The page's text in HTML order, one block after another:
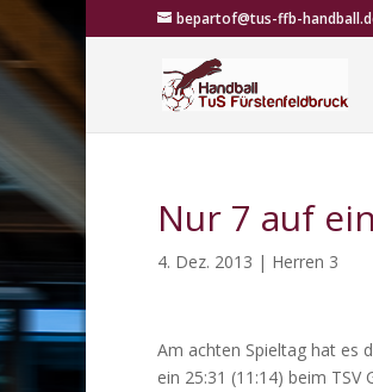
bepartof@tus-ffb-
Nur 7 auf
4. Dez. 2013 | Herren 3
Am achten Spieltag hat es
ein 25:31 (11:14) beim